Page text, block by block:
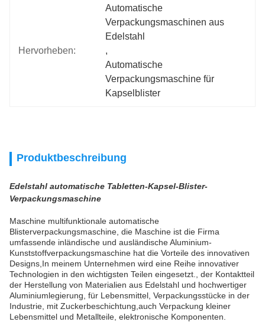
Hervorheben:
Automatische
Verpackungsmaschinen aus
Edelstahl
,
Automatische
Verpackungsmaschine für
Kapselblister
Produktbeschreibung
Edelstahl automatische Tabletten-Kapsel-Blister-
Verpackungsmaschine
Maschine multifunktionale automatische
Blisterverpackungsmaschine, die Maschine ist die Firma
umfassende inländische und ausländische Aluminium-
Kunststoffverpackungsmaschine hat die Vorteile des innovativen
Designs,In meinem Unternehmen wird eine Reihe innovativer
Technologien in den wichtigsten Teilen eingesetzt., der Kontaktteil
der Herstellung von Materialien aus Edelstahl und hochwertiger
Aluminiumlegierung, für Lebensmittel, Verpackungsstücke in der
Industrie, mit Zuckerbeschichtung,auch Verpackung kleiner
Lebensmittel und Metallteile, elektronische Komponenten.